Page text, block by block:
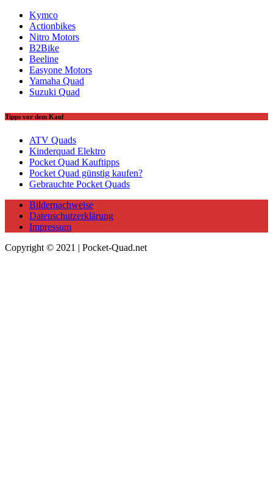
Kymco
Actionbikes
Nitro Motors
B2Bike
Beeline
Easyone Motors
Yamaha Quad
Suzuki Quad
Tipps vor dem Kauf
ATV Quads
Kinderquad Elektro
Pocket Quad Kauftipps
Pocket Quad günstig kaufen?
Gebrauchte Pocket Quads
Bildernachweise
Datenschutzerklärung
Impressum
Copyright © 2021 | Pocket-Quad.net